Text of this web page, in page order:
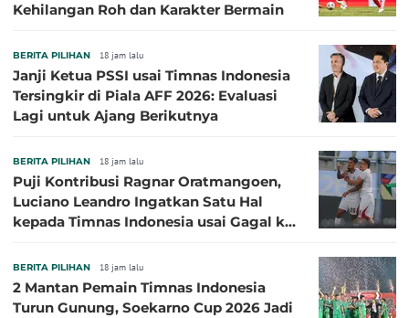
Kehilangan Roh dan Karakter Bermain
BERITA PILIHAN 18 jam lalu
Janji Ketua PSSI usai Timnas Indonesia
Tersingkir di Piala AFF 2026: Evaluasi
Lagi untuk Ajang Berikutnya
BERITA PILIHAN 18 jam lalu
Puji Kontribusi Ragnar Oratmangoen,
Luciano Leandro Ingatkan Satu Hal
kepada Timnas Indonesia usai Gagal ke
BERITA PILIHAN 18 jam lalu
2 Mantan Pemain Timnas Indonesia
Turun Gunung, Soekarno Cup 2026 Jadi